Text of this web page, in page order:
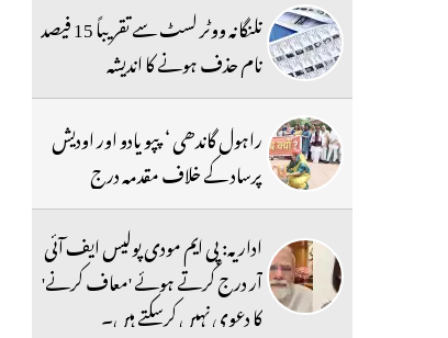
تلنگانہ ووٹر لسٹ سے تقریباً 15 فیصد
نام حذف ہونے کا اندیشہ
راہول گاندھی ‘ پپو یادو اور اودیش
پرساد کے خلاف مقدمہ درج
اداریہ: پی ایم مودی پولیس ایف آئی
آر درج کرتے ہوئے 'معاف کرنے'
کا دعوی نہیں کرسکتے ہیں۔